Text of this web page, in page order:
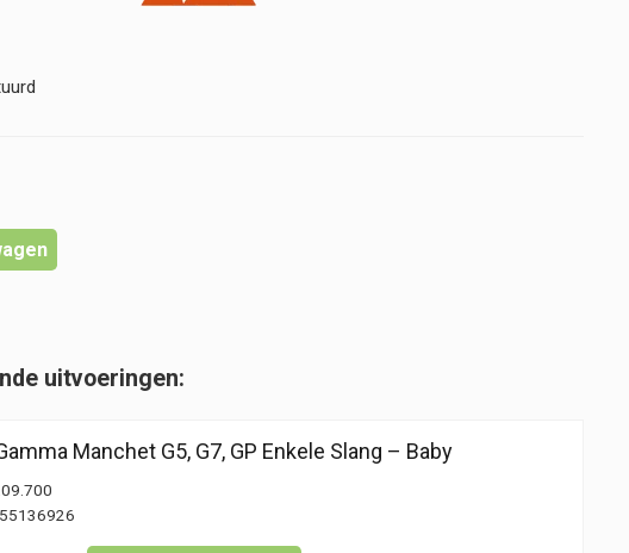
uitvoeringen:
Manchet G5, G7, GP Enkele Slang – Baby